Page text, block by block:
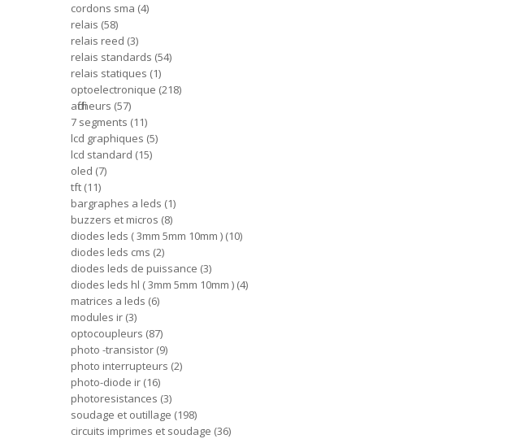
cordons sma 4
relais 58
relais reed 3
relais standards 54
relais statiques 1
optoelectronique 218
afficheurs 57
7 segments 11
lcd graphiques 5
lcd standard 15
oled 7
tft 11
bargraphes a leds 1
buzzers et micros 8
diodes leds ( 3mm 5mm 10mm ) 10
diodes leds cms 2
diodes leds de puissance 3
diodes leds hl ( 3mm 5mm 10mm ) 4
matrices a leds 6
modules ir 3
optocoupleurs 87
photo -transistor 9
photo interrupteurs 2
photo-diode ir 16
photoresistances 3
soudage et outillage 198
circuits imprimes et soudage 36